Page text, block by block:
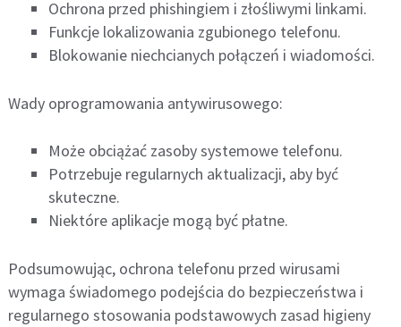
Ochrona przed phishingiem i złośliwymi linkami.
Funkcje lokalizowania zgubionego telefonu.
Blokowanie niechcianych połączeń i wiadomości.
Wady oprogramowania antywirusowego:
Może obciążać zasoby systemowe telefonu.
Potrzebuje regularnych aktualizacji, aby być
skuteczne.
Niektóre aplikacje mogą być płatne.
Podsumowując, ochrona telefonu przed wirusami
wymaga świadomego podejścia do bezpieczeństwa i
regularnego stosowania podstawowych zasad higieny